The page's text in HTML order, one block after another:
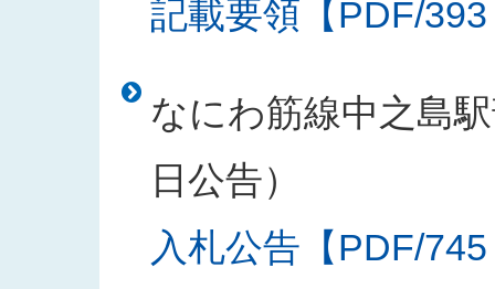
記載要領【PDF/
なにわ筋線中之島
日公告）
入札公告【PDF/